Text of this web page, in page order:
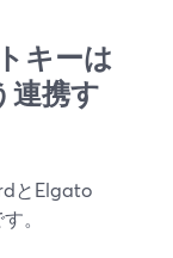
キーは
連携す
とElgato
。